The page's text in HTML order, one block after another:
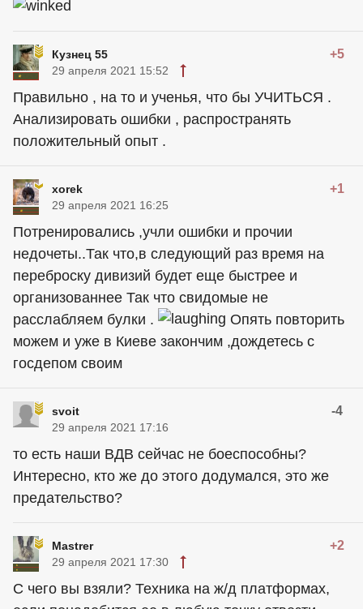
Кузнец 55 +5
29 апреля 2021 15:52
Правильно , на то и ученья, что бы УЧИТЬСЯ .
Анализировать ошибки , распространять
положительный опыт .
xorek +1
29 апреля 2021 16:25
Потренировались ,учли ошибки и прочии
недочеты..Так что,в следующий раз время на
переброску дивизий будет еще быстрее и
организованнее Так что свидомые не
расслабляем булки .
Опять повторить
можем и уже в Киеве закончим ,дождетесь с
госдепом своим
svoit -4
29 апреля 2021 17:16
то есть наши ВДВ сейчас не боеспособны?
Интересно, кто же до этого додумался, это же
предательство?
Mastrer +2
29 апреля 2021 17:30
С чего вы взяли? Техника на ж/д платформах,